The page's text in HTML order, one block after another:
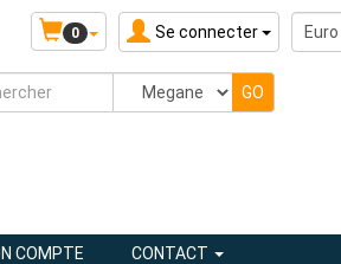
Se connecter
0
COMPTE CONTACT